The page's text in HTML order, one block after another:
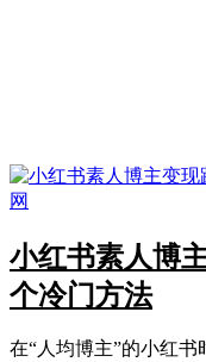
小红书素人博
个冷门方法
在“人均博主”的小红